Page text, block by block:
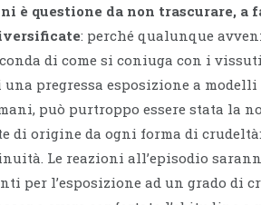
è questione da non trascurare, a
: perché qualunque
di come si coniuga con i
pregressa esposizione a modelli
può purtroppo essere stata la
di origine da ogni forma di
Le reazioni all’episodio
per l’esposizione ad un grado di